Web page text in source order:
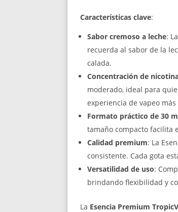
Características clave:
Sabor cremoso a leche:
recuerda al sabor de la
calada.
Concentración de
moderado, ideal para
experiencia de vapeo más
Formato práctico de 30
tamaño compacto facilita
Calidad premium: La
consistente. Cada gota
Versatilidad de uso:
brindando flexibilidad y
La Esencia Premium